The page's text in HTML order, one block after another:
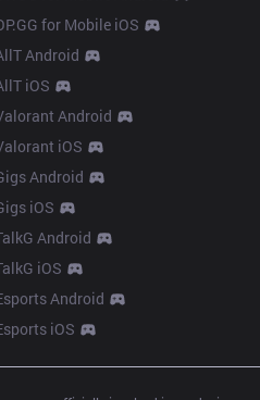
for Mobile iOS
Android
iOS
Android
iOS
Android
iOS
Android
iOS
Android
iOS